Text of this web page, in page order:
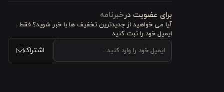
یک
برای عضویت درخبرنامه
آیا می خواهید از جدید‌ترین تخفیف‌ ها با‌ خبر شوید؟ فقط
ایمیل خود را ثبت کنید
اشتراک